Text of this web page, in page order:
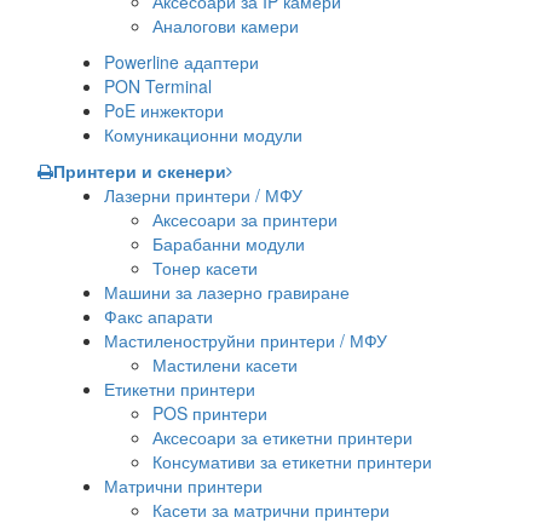
Аналогови камери
Powerline адаптери
PON Terminal
PoE инжектори
Комуникационни модули
Принтери и скенери
Лазерни принтери / МФУ
Аксесоари за принтери
Барабанни модули
Тонер касети
Машини за лазерно гравиране
Факс апарати
Мастиленоструйни принтери / МФУ
Мастилени касети
Етикетни принтери
POS принтери
Аксесоари за етикетни принтери
Консумативи за етикетни принтери
Матрични принтери
Касети за матрични принтери